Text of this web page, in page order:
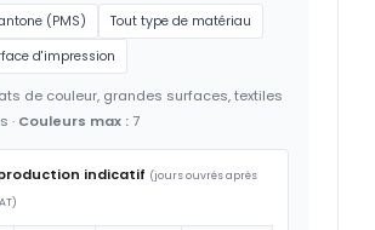
(PMS)
Tout type de matériau
d'impression
de couleur, grandes surfaces, textiles
· Couleurs max :7
indicatif (jours ouvrés après